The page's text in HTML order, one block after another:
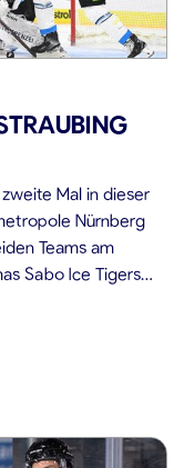
Mal in dieser
Nürnberg
Teams am
Sabo Ice Tigers
aktuell im oberen